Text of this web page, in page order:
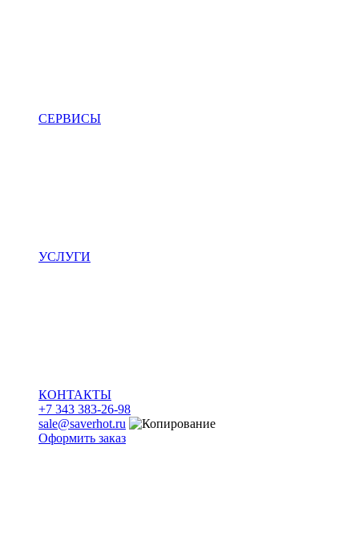
СЕРВИСЫ
УСЛУГИ
КОНТАКТЫ
+7 343 383-26-98
sale@saverhot.ru
Оформить заказ